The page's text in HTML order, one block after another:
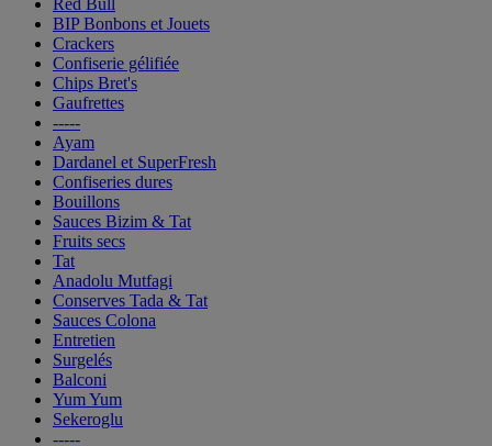
Red Bull
BIP Bonbons et Jouets
Crackers
Confiserie gélifiée
Chips Bret's
Gaufrettes
-----
Ayam
Dardanel et SuperFresh
Confiseries dures
Bouillons
Sauces Bizim & Tat
Fruits secs
Tat
Anadolu Mutfagi
Conserves Tada & Tat
Sauces Colona
Entretien
Surgelés
Balconi
Yum Yum
Sekeroglu
-----